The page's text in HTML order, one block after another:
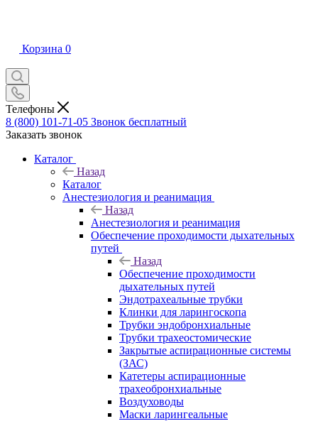
Корзина 0
Телефоны
8 (800) 101-71-05 Звонок бесплатный
Заказать звонок
Каталог
Назад
Каталог
Анестезиология и реанимация
Назад
Анестезиология и реанимация
Обеспечение проходимости дыхательных
путей
Назад
Обеспечение проходимости
дыхательных путей
Эндотрахеальные трубки
Клинки для ларингоскопа
Трубки эндобронхиальные
Трубки трахеостомические
Закрытые аспирационные системы
(ЗАС)
Катетеры аспирационные
трахеобронхиальные
Воздуховоды
Маски ларингеальные